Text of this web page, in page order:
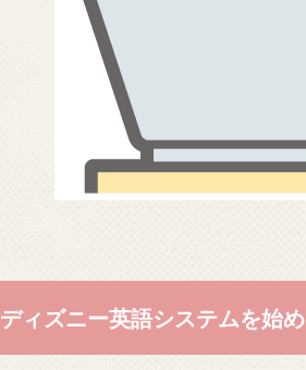
ディズニー英語システムを始